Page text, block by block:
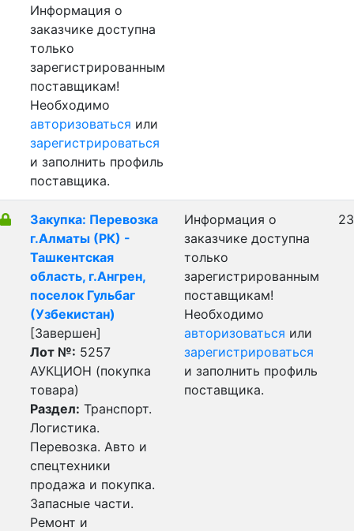
Информация о
заказчике доступна
только
зарегистрированным
поставщикам!
Необходимо
авторизоваться или
зарегистрироваться
и заполнить профиль
поставщика.
Закупка: Перевозка
г.Алматы (РК) -
Ташкентская
область, г.Ангрен,
поселок Гульбаг
(Узбекистан)
[Завершен]
Лот №: 5257
АУКЦИОН (покупка
товара)
Раздел: Транспорт.
Логистика.
Перевозка. Авто и
спецтехники
продажа и покупка.
Запасные части.
Ремонт и
Информация о
заказчике доступна
только
зарегистрированным
поставщикам!
Необходимо
авторизоваться или
зарегистрироваться
и заполнить профиль
поставщика.